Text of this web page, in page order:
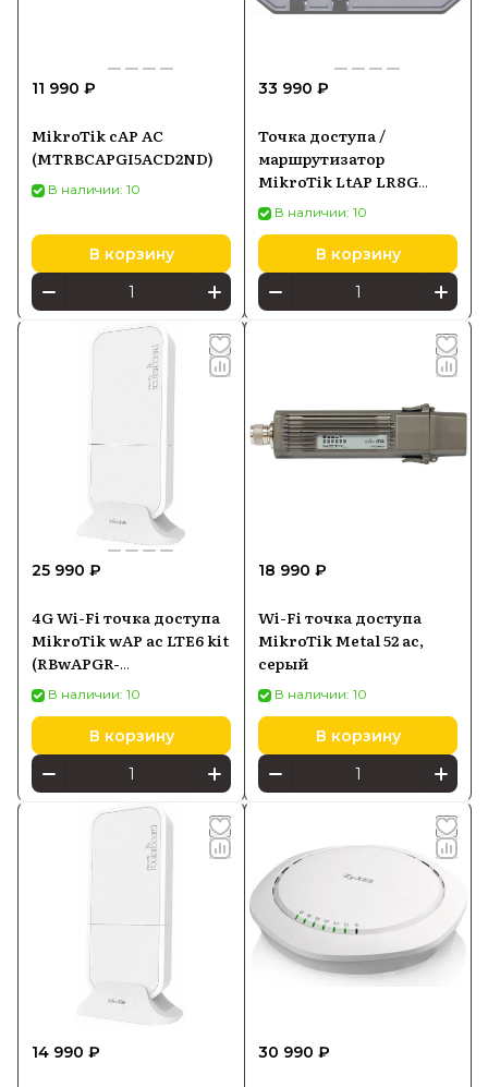
11 990 ₽
MikroTik cAP AC
(MTRBCAPGI5ACD2ND)
В наличии: 10
В корзину
33 990 ₽
Точка доступа /
маршрутизатор
MikroTik LtAP LR8G
LTE6 kit, Wi-Fi 2,4 ГГц,
LTE Cat6, GPS, PoE-in
В наличии: 10
В корзину
25 990 ₽
4G Wi-Fi точка доступа
MikroTik wAP ac LTE6 kit
(RBwAPGR-
5HacD2HnD&R11e-LTE6)
В наличии: 10
В корзину
18 990 ₽
Wi-Fi точка доступа
MikroTik Metal 52 ac,
серый
В наличии: 10
В корзину
14 990 ₽ 30 990 ₽